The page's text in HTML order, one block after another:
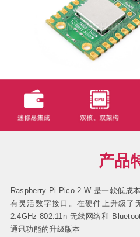
产品
Raspberry Pi Pico 2 W 是一款低成
有灵活数字接口。在硬件上升级了
2.4GHz 802.11n 无线网络和
通讯功能的升级版本